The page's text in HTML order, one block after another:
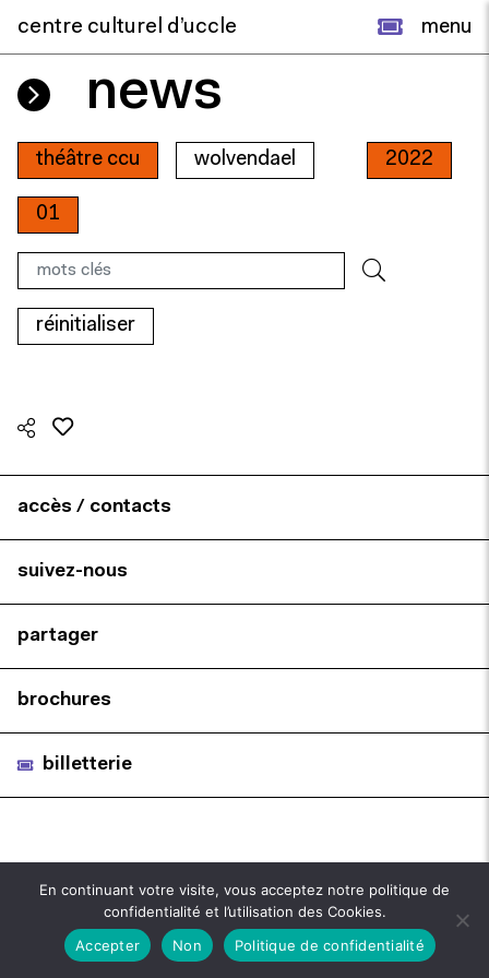
centre culturel d’uccle menu
news
théâtre ccu wolvendael 2022
01
réinitialiser
accès / contacts
suivez-nous
partager
brochures
billetterie
En continuant votre visite, vous acceptez notre politique de
confidentialité et l’utilisation des Cookies.
Accepter
Non Politique de confidentialité